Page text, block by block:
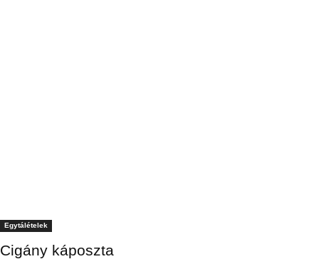
Egytálételek
Cigány káposzta